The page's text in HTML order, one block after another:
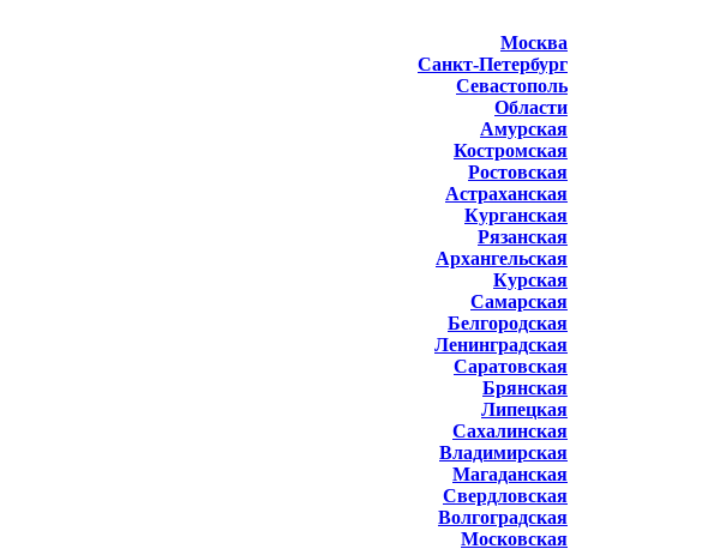
Москва
Санкт-Петербург
Севастополь
Области
Амурская
Костромская
Ростовская
Астраханская
Курганская
Рязанская
Архангельская
Курская
Самарская
Белгородская
Ленинградская
Саратовская
Брянская
Липецкая
Сахалинская
Владимирская
Магаданская
Свердловская
Волгоградская
Московская